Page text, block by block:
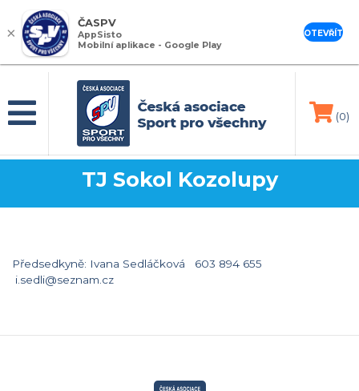
(0)
TJ Sokol Kozolupy
Předsedkyně: Ivana Sedláčková 603 894 655
i.sedli@seznam.cz
×
ČASPV
AppSisto
Mobilní aplikace - Google Play
OTEVŘÍT